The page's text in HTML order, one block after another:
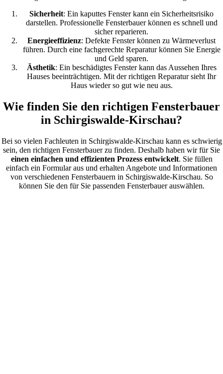
Sicherheit: Ein kaputtes Fenster kann ein Sicherheitsrisiko
darstellen. Professionelle Fensterbauer können es schnell und
sicher reparieren.
Energieeffizienz: Defekte Fenster können zu Wärmeverlust
führen. Durch eine fachgerechte Reparatur können Sie Energie
und Geld sparen.
Ästhetik: Ein beschädigtes Fenster kann das Aussehen Ihres
Hauses beeinträchtigen. Mit der richtigen Reparatur sieht Ihr
Haus wieder so gut wie neu aus.
Wie finden Sie den richtigen Fensterbauer
in Schirgiswalde-Kirschau?
Bei so vielen Fachleuten in Schirgiswalde-Kirschau kann es schwierig
sein, den richtigen Fensterbauer zu finden. Deshalb haben wir für Sie
einen einfachen und effizienten Prozess entwickelt. Sie füllen
einfach ein Formular aus und erhalten Angebote und Informationen
von verschiedenen Fensterbauern in Schirgiswalde-Kirschau. So
können Sie den für Sie passenden Fensterbauer auswählen.